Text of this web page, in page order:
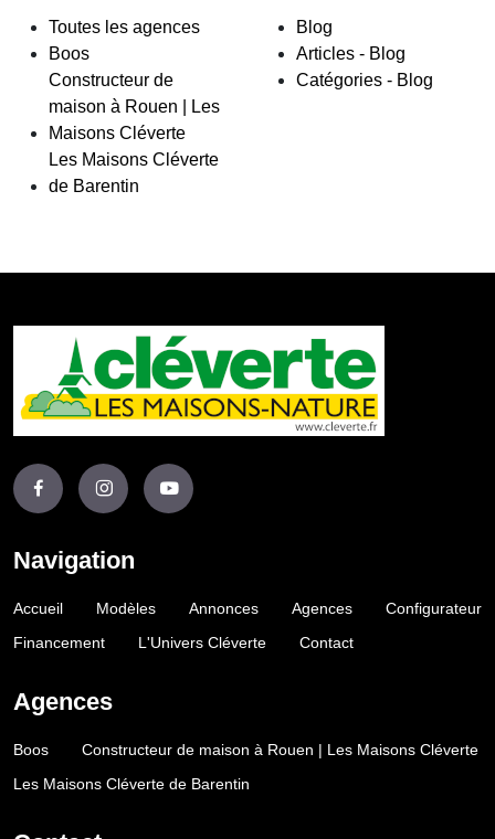
Toutes les agences
Boos
Constructeur de
maison à Rouen | Les
Maisons Cléverte
Les Maisons Cléverte
de Barentin
Blog
Articles - Blog
Catégories - Blog
Navigation
Accueil Modèles Annonces Agences
Configurateur
Financement
L'Univers Cléverte Contact
Agences
Boos
Constructeur de maison à Rouen | Les Maisons Cléverte
Les Maisons Cléverte de Barentin